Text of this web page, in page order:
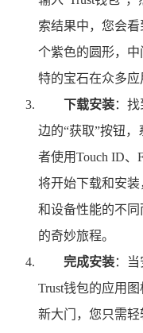
索结果中，您会
个紫色的圆形，
特的宝石在众多应
下载安装：
边的“获取”按钮
者使用Touch ID、
将开始下载和安
和设备性能的不
的奇妙旅程。
完成安装：
Trust钱包的应用
新大门，您只需